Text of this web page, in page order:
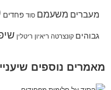
מעברים משעמם סוד פחדים
גבוהים קונצרטה ריאיון ריטלין
מאמרים נוספים